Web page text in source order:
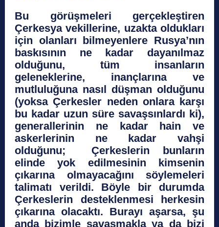
Bu görüşmeleri gerçekleştiren
Çerkesya vekillerine, uzakta oldukları
için olanları bilmeyenlere Rusya’nın
baskısının ne kadar dayanılmaz
olduğunu, tüm insanların
geleneklerine, inançlarına ve
mutluluğuna nasıl düşman olduğunu
(yoksa Çerkesler neden onlara karşı
bu kadar uzun süre savaşsınlardı ki),
generallerinin ne kadar hain ve
askerlerinin ne kadar vahşi
olduğunu; Çerkeslerin bunların
elinde yok edilmesinin kimsenin
çıkarına olmayacağını söylemeleri
talimatı verildi. Böyle bir durumda
Çerkeslerin desteklenmesi herkesin
çıkarına olacaktı. Burayı aşarsa, şu
anda bizimle savaşmakla ya da bizi